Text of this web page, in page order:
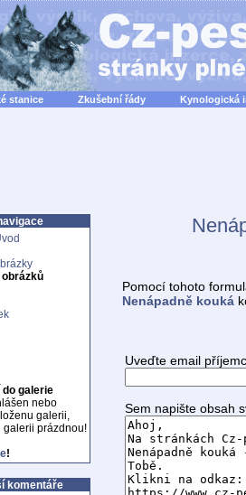
stanice Zkušební řády Kynologická
do galerie
nebo
galerii,
galerii prázdnou!
!
komentáře
Pomocí tohoto
Nenápadně kouká
Uveďte email
Sem napište obsah